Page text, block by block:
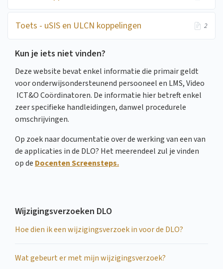
Kun je iets niet vinden?
Deze website bevat enkel informatie die primair geldt
voor onderwijsondersteunend persooneel en LMS, Video
ICT&O Coördinatoren. De informatie hier betreft enkel
zeer specifieke handleidingen, danwel procedurele
omschrijvingen.
Op zoek naar documentatie over de werking van een van
de applicaties in de DLO? Het meerendeel zul je vinden
op de Docenten Screensteps.
Wijzigingsverzoeken DLO
Hoe dien ik een wijzigingsverzoek in voor de DLO?
Wat gebeurt er met mijn wijzigingsverzoek?
Toets - uSIS en ULCN koppelingen 2